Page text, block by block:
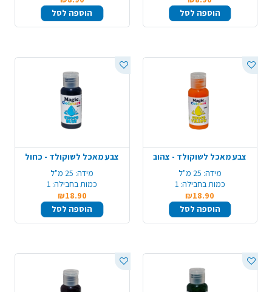
הוספה לסל
הוספה לסל
צבע מאכל לשוקולד - צהוב
מידה: 25 מ"ל
כמות בחבילה: 1
₪18.90
הוספה לסל
צבע מאכל לשוקולד - כחול
מידה: 25 מ"ל
כמות בחבילה: 1
₪18.90
הוספה לסל